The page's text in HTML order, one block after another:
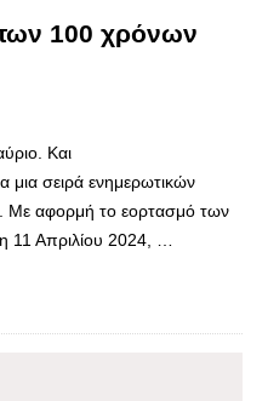
100 χρόνων
Και
μια σειρά ενημερωτικών
Με αφορμή το εορτασμό των
11 Απριλίου 2024, …